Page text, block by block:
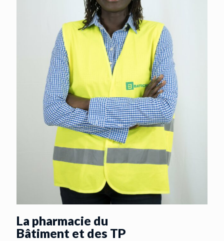
La pharmacie du
Bâtiment et des TP